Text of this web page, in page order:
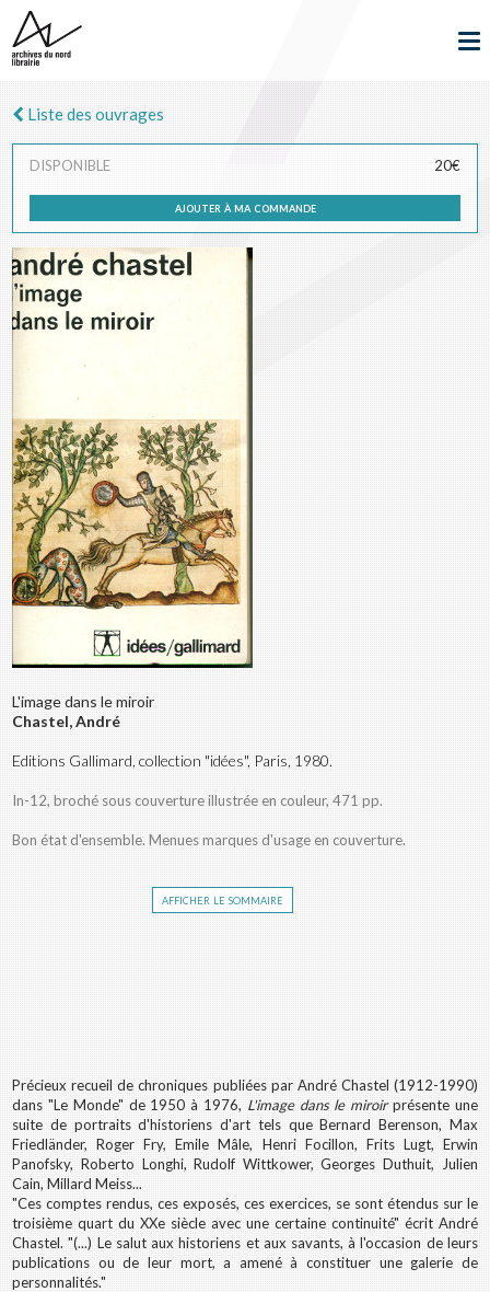
Liste des ouvrages
DISPONIBLE 20€
ajouter à ma commande
L'image dans le miroir
Chastel, André
Editions Gallimard, collection "idées", Paris, 1980.
In-12, broché sous couverture illustrée en couleur, 471 pp.
Bon état d'ensemble. Menues marques d'usage en couverture.
afficher le sommaire
Précieux recueil de chroniques publiées par André Chastel (1912-1990)
dans "Le Monde" de 1950 à 1976, L'image dans le miroirprésente une
suite de portraits d'historiens d'art tels que Bernard Berenson, Max
Friedländer, Roger Fry, Emile Mâle, Henri Focillon, Frits Lugt, Erwin
Panofsky, Roberto Longhi, Rudolf Wittkower, Georges Duthuit, Julien
Cain, Millard Meiss...
"Ces comptes rendus, ces exposés, ces exercices, se sont étendus sur le
troisième quart du XXe siècle avec une certaine continuité" écrit André
Chastel. "(...) Le salut aux historiens et aux savants, à l'occasion de leurs
publications ou de leur mort, a amené à constituer une galerie de
personnalités."